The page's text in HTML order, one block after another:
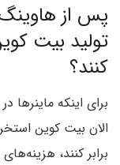
پس از
تولید بیت
کنند؟
برای اینکه ماینرها
الان بیت کوین
برابر کنند،